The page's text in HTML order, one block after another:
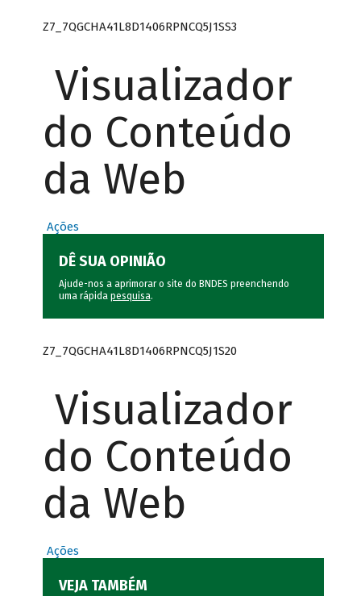
Z7_7QGCHA41L8D1406RPNCQ5J1SS3
Visualizador
do Conteúdo
da Web
Ações
DÊ SUA OPINIÃO
Ajude-nos a aprimorar o site do BNDES preenchendo
uma rápida pesquisa.
Z7_7QGCHA41L8D1406RPNCQ5J1S20
Visualizador
do Conteúdo
da Web
Ações
VEJA TAMBÉM